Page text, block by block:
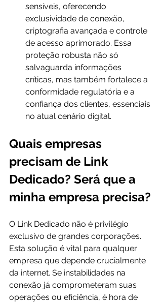
sensíveis, oferecendo
exclusividade de conexão,
criptografia avançada e controle
de acesso aprimorado. Essa
proteção robusta não só
salvaguarda informações
críticas, mas também fortalece a
conformidade regulatória e a
confiança dos clientes, essenciais
no atual cenário digital.
Quais empresas
precisam de Link
Dedicado? Será que a
minha empresa precisa?
O Link Dedicado não é privilégio
exclusivo de grandes corporações.
Esta solução é vital para qualquer
empresa que depende crucialmente
da internet. Se instabilidades na
conexão já comprometeram suas
operações ou eficiência, é hora de